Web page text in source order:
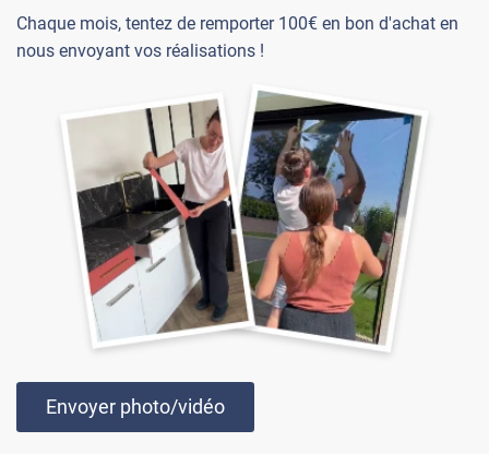
Chaque mois, tentez de remporter 100€ en bon d'achat en
nous envoyant vos réalisations !
Envoyer photo/vidéo